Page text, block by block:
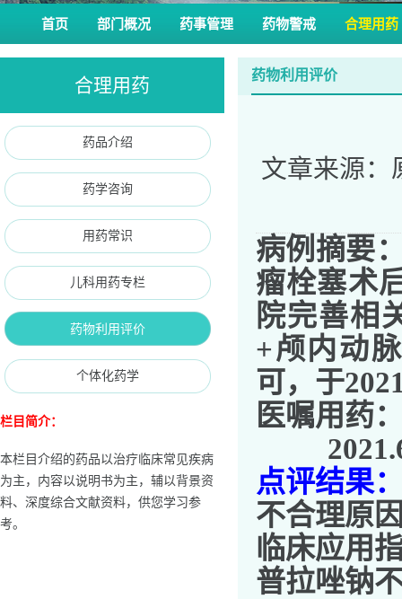
首页 部门概况 药事管理 药物警戒 合理用药
合理用药
药品介绍
药学咨询
用药常识
儿科用药专栏
药物利用评价
个体化药学
栏目简介：
本栏目介绍的药品以治疗临床常见疾病
为主，内容以说明书为主，辅以背景资
料、深度综合文献资料，供您学习参
考。
药物利用评价
文章来源：
病例摘要
瘤栓塞术
院完善相
+颅内动
可，于
医嘱用药
点评结果
不合理原
临床应用
普拉唑钠